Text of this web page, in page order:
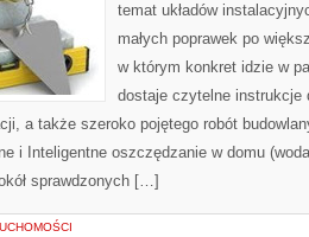
temat układów
małych poprawek po
w którym konkret idzie w
dostaje czytelne instrukcje
a także szeroko pojętego robót
i Inteligentne oszczędzanie w domu
sprawdzonych […]